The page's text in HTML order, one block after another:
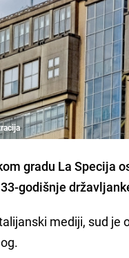
gradu La Specija
godišnje
mediji, sud